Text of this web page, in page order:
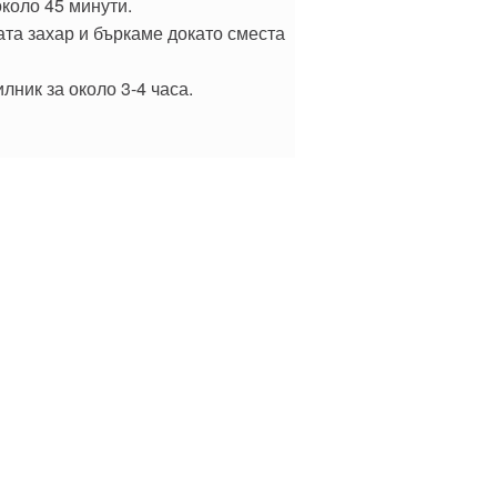
45 минути.
захар и бъркаме докато сместа
за около 3-4 часа.